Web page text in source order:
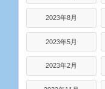
2023年8月
2023年5月
2023年2月